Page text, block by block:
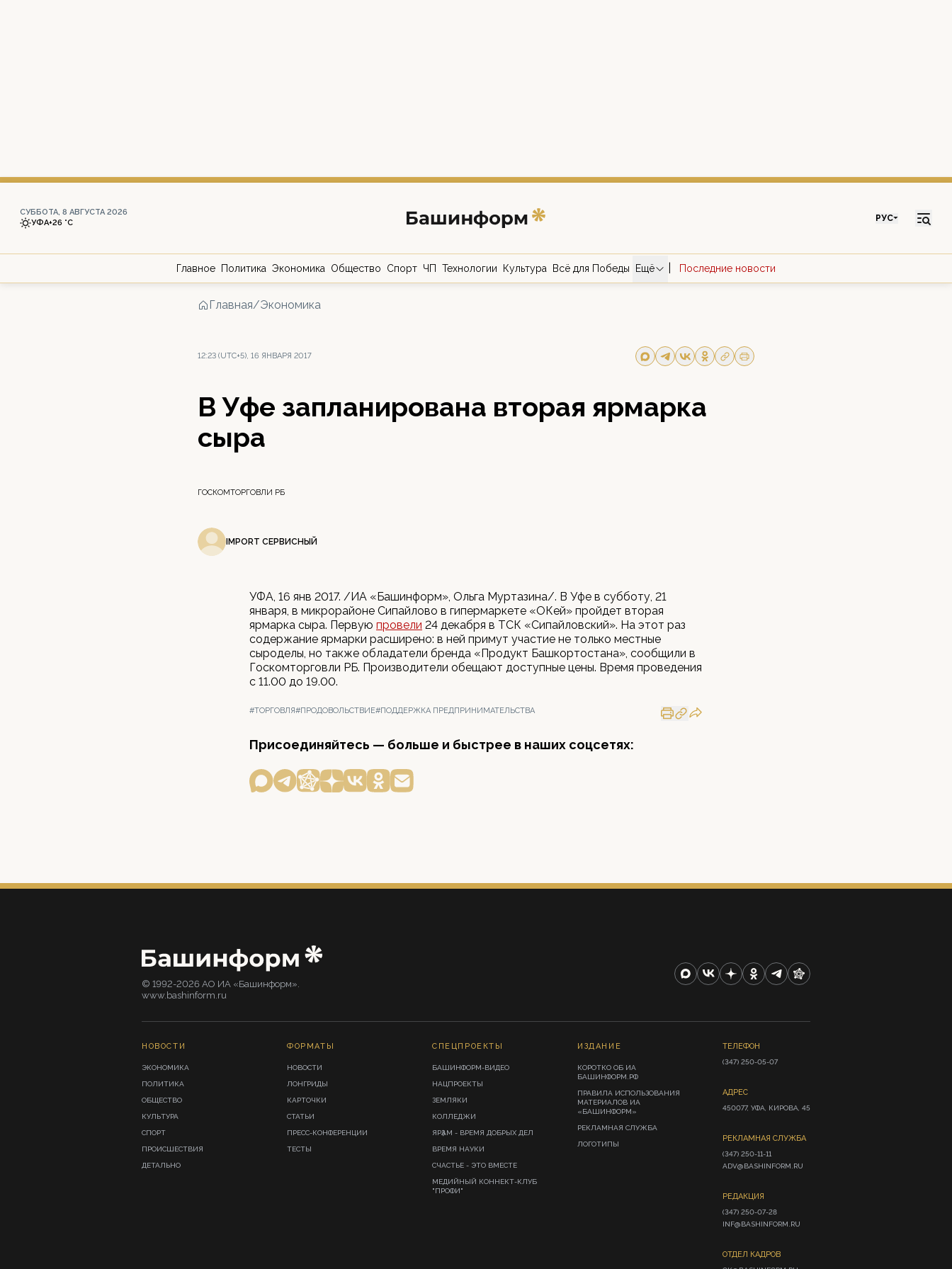
СУББОТА, 8 АВГУСТА 2026
УФА+26 °С РУС
Главное Политика Экономика Общество Спорт ЧП Технологии Культура Всё для Победы Ещё Последние новости
Главная/Экономика
12:23 (UTC+5), 16 ЯНВАРЯ 2017
В Уфе запланирована вторая ярмарка
сыра
ГОСКОМТОРГОВЛИ РБ
IMPORT СЕРВИСНЫЙ
УФА, 16 янв 2017. /ИА «Башинформ», Ольга Муртазина/. В Уфе в субботу, 21
января, в микрорайоне Сипайлово в гипермаркете «ОКей» пройдет вторая
ярмарка сыра. Первую провели 24 декабря в ТСК «Сипайловский». На этот раз
содержание ярмарки расширено: в ней примут участие не только местные
сыроделы, но также обладатели бренда «Продукт Башкортостана», сообщили в
Госкомторговли РБ. Производители обещают доступные цены. Время проведения
с 11.00 до 19.00.
#ТОРГОВЛЯ#ПРОДОВОЛЬСТВИЕ#ПОДДЕРЖКА ПРЕДПРИНИМАТЕЛЬСТВА
Присоединяйтесь — больше и быстрее в наших соцсетях:
© 1992-2026 АО ИА «Башинформ».
www.bashinform.ru
НОВОСТИ
ЭКОНОМИКА
ПОЛИТИКА
ОБЩЕСТВО
КУЛЬТУРА
СПОРТ
ПРОИСШЕСТВИЯ
ДЕТАЛЬНО
ФОРМАТЫ
НОВОСТИ
ЛОНГРИДЫ
КАРТОЧКИ
СТАТЬИ
ПРЕСС-КОНФЕРЕНЦИИ
ТЕСТЫ
СПЕЦПРОЕКТЫ
БАШИНФОРМ-ВИДЕО
НАЦПРОЕКТЫ
ЗЕМЛЯКИ
КОЛЛЕДЖИ
ЯРҘАМ - ВРЕМЯ ДОБРЫХ ДЕЛ
ВРЕМЯ НАУКИ
СЧАСТЬЕ - ЭТО ВМЕСТЕ
МЕДИЙНЫЙ КОННЕКТ-КЛУБ
"ПРОФИ"
ИЗДАНИЕ
КОРОТКО ОБ ИА
БАШИНФОРМ.РФ
ПРАВИЛА ИСПОЛЬЗОВАНИЯ
МАТЕРИАЛОВ ИА
«БАШИНФОРМ»
РЕКЛАМНАЯ СЛУЖБА
ЛОГОТИПЫ
ТЕЛЕФОН
(347) 250-05-07
АДРЕС
450077, УФА, КИРОВА, 45
РЕКЛАМНАЯ СЛУЖБА
(347) 250-11-11
ADV@BASHINFORM.RU
РЕДАКЦИЯ
(347) 250-07-28
INF@BASHINFORM.RU
ОТДЕЛ КАДРОВ